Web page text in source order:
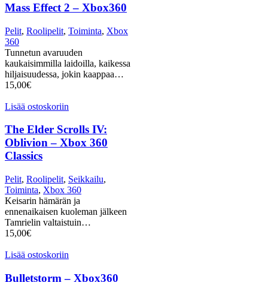
Mass Effect 2 – Xbox360
Pelit, Roolipelit, Toiminta, Xbox
360
Tunnetun avaruuden
kaukaisimmilla laidoilla, kaikessa
hiljaisuudessa, jokin kaappaa…
15,00€
Lisää ostoskoriin
The Elder Scrolls IV:
Oblivion – Xbox 360
Classics
Pelit, Roolipelit, Seikkailu,
Toiminta, Xbox 360
Keisarin hämärän ja
ennenaikaisen kuoleman jälkeen
Tamrielin valtaistuin…
15,00€
Lisää ostoskoriin
Bulletstorm – Xbox360